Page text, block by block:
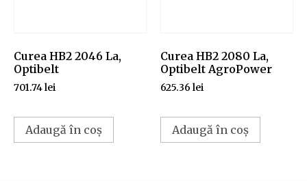
Curea HB2 2046 La,
Optibelt
701.74lei
Adaugă în coș
Curea HB2 2080 La,
Optibelt AgroPower
625.36 lei
Adaugă în coș